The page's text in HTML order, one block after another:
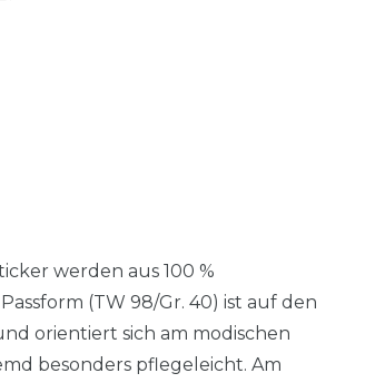
werden aus 100 %
(TW 98/Gr. 40) ist auf den
orientiert sich am modischen
besonders pflegeleicht. Am